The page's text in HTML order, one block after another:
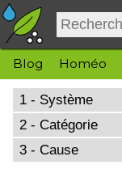
Blog Homéo